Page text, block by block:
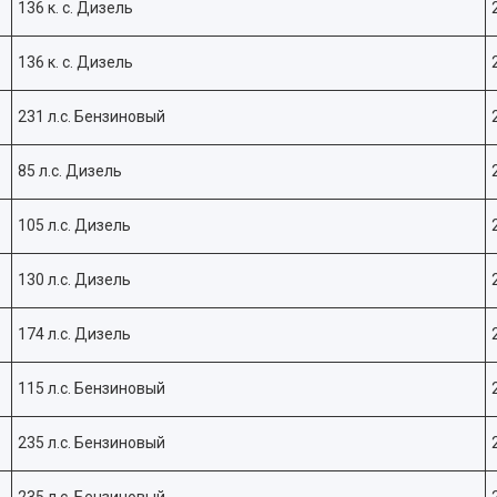
136 к. с. Дизель
136 к. с. Дизель
231 л.с. Бензиновый
85 л.с. Дизель
105 л.с. Дизель
130 л.с. Дизель
174 л.с. Дизель
115 л.с. Бензиновый
235 л.с. Бензиновый